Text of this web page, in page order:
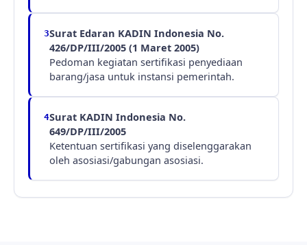
3Surat Edaran KADIN Indonesia No.
426/DP/III/2005 (1 Maret 2005)
Pedoman kegiatan sertifikasi penyediaan
barang/jasa untuk instansi pemerintah.
4Surat KADIN Indonesia No.
649/DP/III/2005
Ketentuan sertifikasi yang diselenggarakan
oleh asosiasi/gabungan asosiasi.